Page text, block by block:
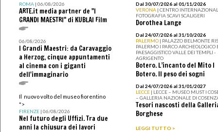
ROMA| 06/08/2026
ARTE.it media partner de "I
GRANDI MAESTRI" di KUBLAI Film
06/08/2026
I Grandi Maestri: da Caravaggio
a Herzog, cinque appuntamenti
al cinema con i giganti
dell'immaginario
Il nuovo volto del museo fiorentino
">
FIRENZE| 06/08/2026
Nel futuro degli Uffizi. Tra due
anni la chiusura dei lavori
Dal 30/07/2026 al 01/11/2026
VERONA | CENTRO
FOTOGRAFIA SCAVI SCALIGERI
Dorothea Lange
Dal 24/07/2026 al 31/10/2026
PALERMO | PALAZZO BELMONTE
PALERMO I PARCO ARCHEOLOGICO
PAESAGGISTICO VALLE DEI TEMPLI -
AGRIGENTO
Botero. L’incanto del Mito I
Botero. Il peso dei sogni
Dal 24/07/2026 al 31/01/2027
LECCE | LECCE – MUSEO MUST I
– GALLERIA NAZIONALE DI
Tesori nascosti della
Borghese
LEGGI TUTTO >